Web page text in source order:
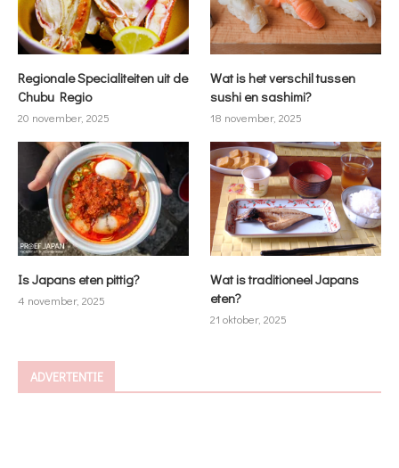
Regionale Specialiteiten uit de
Chubu Regio
20 november, 2025
Wat is het verschil tussen
sushi en sashimi?
18 november, 2025
Is Japans eten pittig?
4 november, 2025
Wat is traditioneel Japans
eten?
21 oktober, 2025
ADVERTENTIE